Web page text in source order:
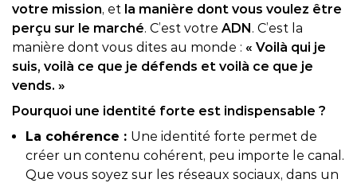
votre mission, et la manière dont vous voulez être
perçu sur le marché. C’est votre ADN. C’est la
manière dont vous dites au monde : « Voilà qui je
suis, voilà ce que je défends et voilà ce que je
vends. »
Pourquoi une identité forte est indispensable ?
La cohérence : Une identité forte permet de
créer un contenu cohérent, peu importe le canal.
Que vous soyez sur les réseaux sociaux, dans un